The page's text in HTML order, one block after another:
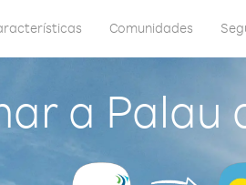
Comunidades
a Palau